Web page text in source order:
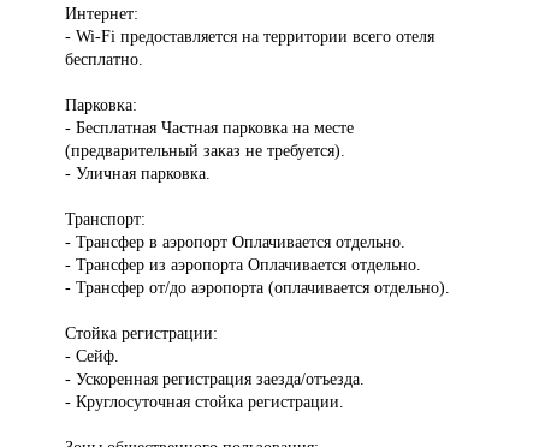
Интернет:
- Wi-Fi предоставляется на территории всего отеля
бесплатно.
Парковка:
- Бесплатная Частная парковка на месте
(предварительный заказ не требуется).
- Уличная парковка.
Транспорт:
- Трансфер в аэропорт Оплачивается отдельно.
- Трансфер из аэропорта Оплачивается отдельно.
- Трансфер от/до аэропорта (оплачивается отдельно).
Стойка регистрации:
- Сейф.
- Ускоренная регистрация заезда/отъезда.
- Круглосуточная стойка регистрации.